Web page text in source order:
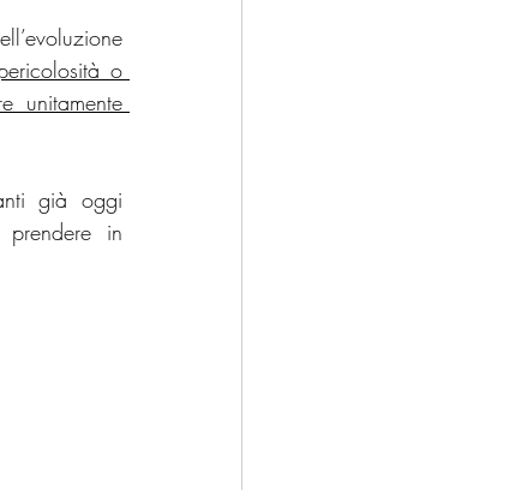
o
unitamente
già oggi
in